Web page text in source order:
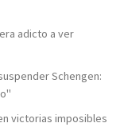
adicto a ver
Schengen:
victorias imposibles